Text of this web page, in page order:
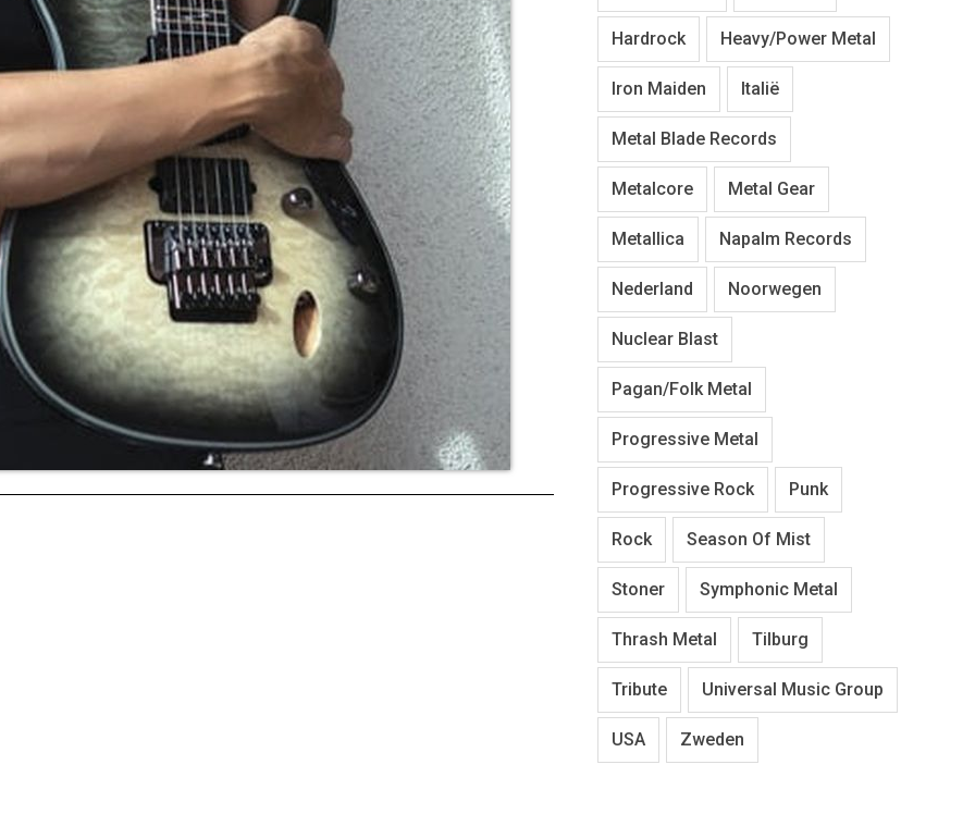
Hardrock Heavy/Power Metal
Iron Maiden Italië
Metal Blade Records
Metalcore Metal Gear
Metallica Napalm Records
Nederland Noorwegen
Nuclear Blast
Pagan/Folk Metal
Progressive Metal
Progressive Rock Punk
Rock Season Of Mist
Stoner Symphonic Metal
Thrash Metal Tilburg
Tribute Universal Music Group
USA Zweden